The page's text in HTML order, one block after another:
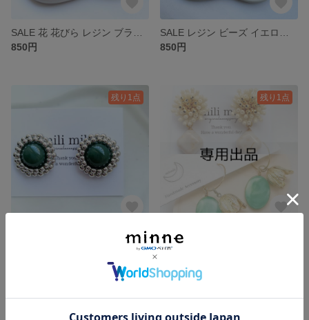
850円
850円
残り1点
SALE レジン 深緑 モスグリーン シルバー ビーズ ラウンド 丸 花 ピアス SALE お得 １点もの
残り1点
さな様 専用出品
2,800円